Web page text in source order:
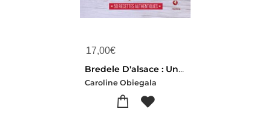
17,00€
Bredele D'alsace : Un Heritage Gourmand, 50 Recettes Authentiques
Caroline Obiegala